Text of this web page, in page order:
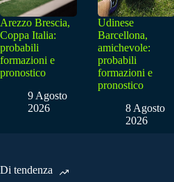
Arezzo Brescia,
Coppa Italia:
probabili
formazioni e
pronostico
9 Agosto
2026
Udinese
Barcellona,
amichevole:
probabili
formazioni e
pronostico
8 Agosto
2026
Di tendenza